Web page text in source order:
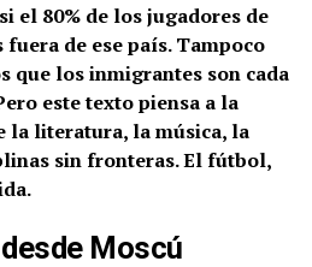
el 80% de los jugadores de
de ese país. Tampoco
que los inmigrantes son cada
este texto piensa a la
la literatura, la música, la
sin fronteras. El fútbol,
Moscú